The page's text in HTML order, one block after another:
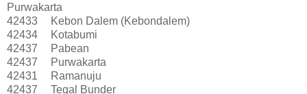
Purwakarta
42433
Kebon Dalem (Kebondalem)
42434
Kotabumi
42437
Pabean
42437
Purwakarta
42431
Ramanuju
42437
Tegal Bunder